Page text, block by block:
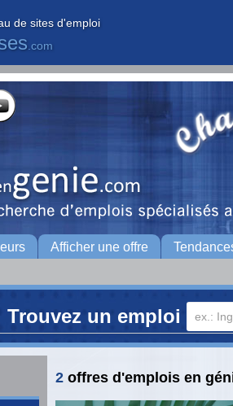
de sites d'emploi
.com
Afficher une offre
Trouvez un emploi
2 offres d'emplois en